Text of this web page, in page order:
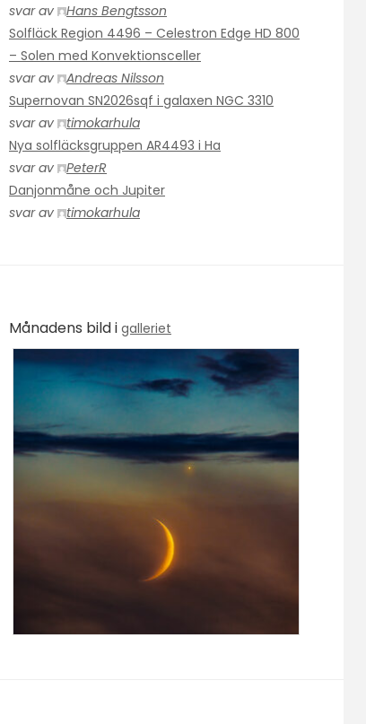
svar av
Hans Bengtsson
Solfläck Region 4496 – Celestron Edge HD 800
– Solen med Konvektionsceller
svar av
Andreas Nilsson
Supernovan SN2026sqf i galaxen NGC 3310
svar av
timokarhula
Nya solfläcksgruppen AR4493 i Ha
svar av
PeterR
Danjonmåne och Jupiter
svar av
timokarhula
Månadens bild i galleriet